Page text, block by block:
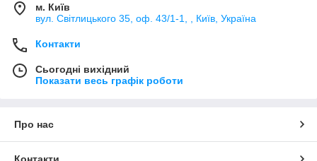
м. Київ
вул. Світлицького 35, оф. 43/1-1, , Київ, Україна
Контакти
Сьогодні вихідний
Показати весь графік роботи
Про нас